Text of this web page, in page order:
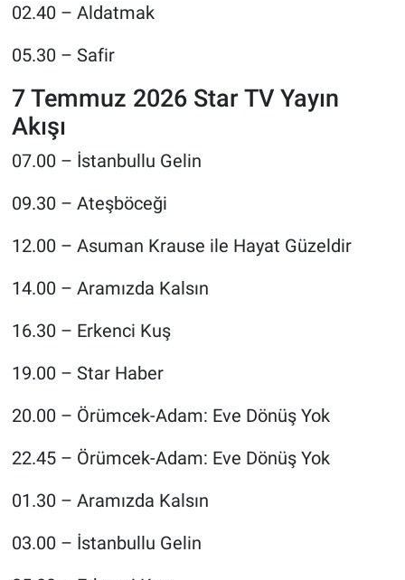
02.40 – Aldatmak
05.30 – Safir
7 Temmuz 2026 Star TV Yayın
Akışı
07.00 – İstanbullu Gelin
09.30 – Ateşböceği
12.00 – Asuman Krause ile Hayat Güzeldir
14.00 – Aramızda Kalsın
16.30 – Erkenci Kuş
19.00 – Star Haber
20.00 – Örümcek-Adam: Eve Dönüş Yok
22.45 – Örümcek-Adam: Eve Dönüş Yok
01.30 – Aramızda Kalsın
03.00 – İstanbullu Gelin